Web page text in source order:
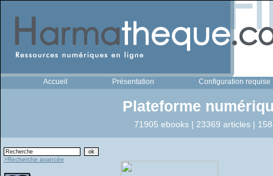
Accueil Présentation Configuration requise
Plateforme
71905 ebooks | 23369 articles |
>Recherche avancée